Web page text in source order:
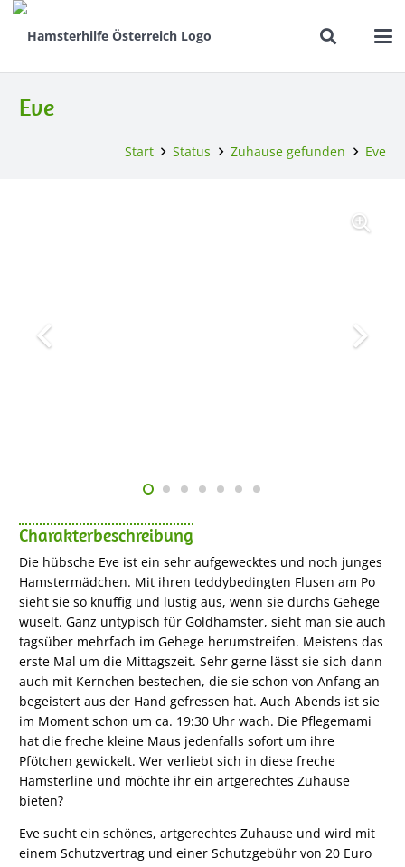
Eve
Start Status Zuhause gefunden Eve
Charakterbeschreibung
Die hübsche Eve ist ein sehr aufgewecktes und noch junges
Hamstermädchen. Mit ihren teddybedingten Flusen am Po
sieht sie so knuffig und lustig aus, wenn sie durchs Gehege
wuselt. Ganz untypisch für Goldhamster, sieht man sie auch
tagsüber mehrfach im Gehege herumstreifen. Meistens das
erste Mal um die Mittagszeit. Sehr gerne lässt sie sich dann
auch mit Kernchen bestechen, die sie schon von Anfang an
begeistert aus der Hand gefressen hat. Auch Abends ist sie
im Moment schon um ca. 19:30 Uhr wach. Die Pflegemami
hat die freche kleine Maus jedenfalls sofort um ihre
Pfötchen gewickelt. Wer verliebt sich in diese freche
Hamsterline und möchte ihr ein artgerechtes Zuhause
bieten?
Eve sucht ein schönes, artgerechtes Zuhause und wird mit
einem Schutzvertrag und einer Schutzgebühr von 20 Euro